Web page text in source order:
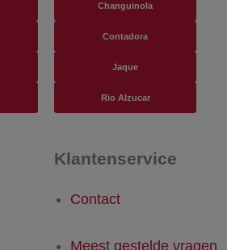
Changuinola
Contadora
Jaque
Rio Alzucar
Klantenservice
Contact
Meest gestelde vragen